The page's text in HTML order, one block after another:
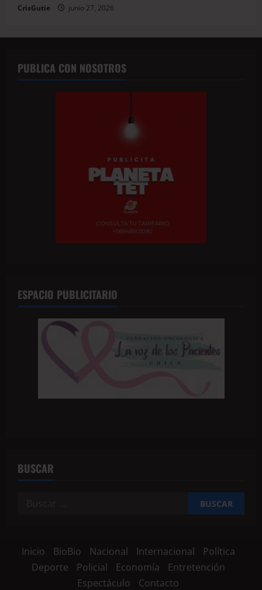
CrisGutie junio 27, 2026
PUBLICA CON NOSOTROS
ESPACIO PUBLICITARIO
BUSCAR
Inicio BioBio Nacional Internacional
Política
Deporte
Policial Economía
Entretención
Espectáculo
Contacto